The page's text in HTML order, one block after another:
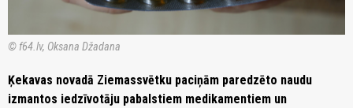
© f64.lv, Oksana Džadana
Ķekavas novadā Ziemassvētku paciņām paredzēto naudu
izmantos iedzīvotāju pabalstiem medikamentiem un